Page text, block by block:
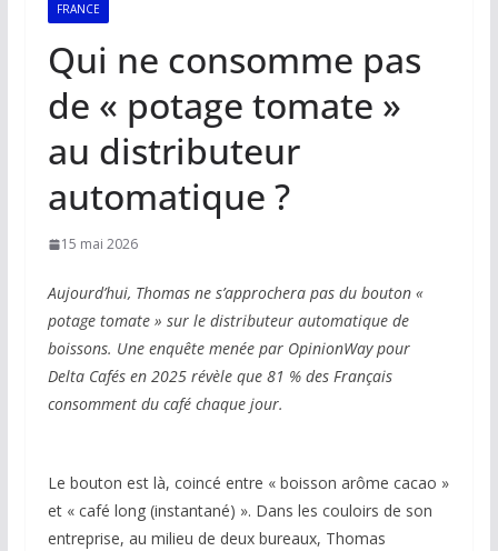
FRANCE
Qui ne consomme pas
de « potage tomate »
au distributeur
automatique ?
15 mai 2026
Aujourd’hui, Thomas ne s’approchera pas du bouton «
potage tomate » sur le distributeur automatique de
boissons. Une enquête menée par OpinionWay pour
Delta Cafés en 2025 révèle que 81 % des Français
consomment du café chaque jour.
Le bouton est là, coincé entre « boisson arôme cacao »
et « café long (instantané) ». Dans les couloirs de son
entreprise, au milieu de deux bureaux, Thomas